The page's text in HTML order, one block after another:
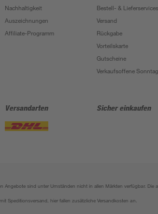
Nachhaltigkeit
Auszeichnungen
Affiliate-Programm
Bestell- & Lieferservices
Versand
Rückgabe
Vorteilskarte
Gutscheine
Verkaufsoffene
Versandarten Sicher einkaufen
Angebote sind unter Umständen nicht in allen Märkten verfügbar.
Speditionsversand, hier fallen zusätzliche Versandkosten an.